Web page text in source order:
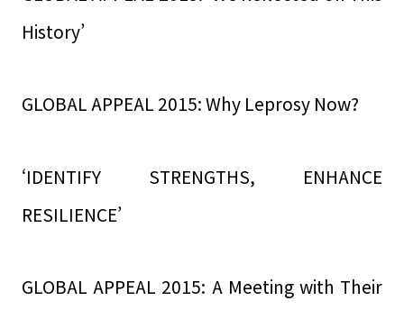
History’
GLOBAL APPEAL 2015: Why Leprosy Now?
‘IDENTIFY STRENGTHS, ENHANCE
RESILIENCE’
GLOBAL APPEAL 2015: A Meeting with Their